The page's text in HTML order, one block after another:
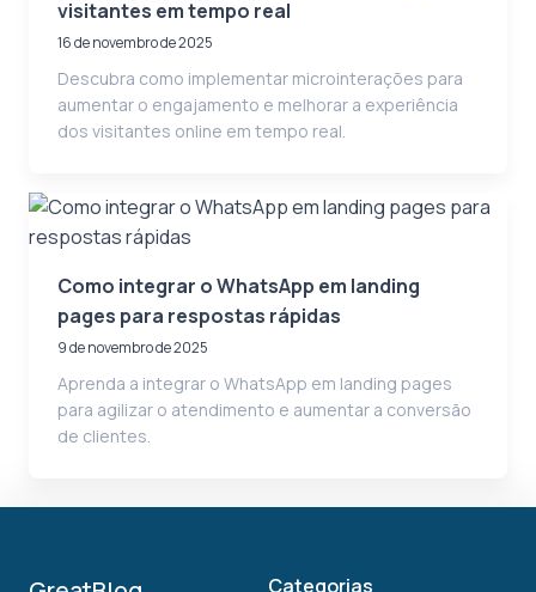
visitantes em tempo real
16 de novembro de 2025
Descubra como implementar microinterações para
aumentar o engajamento e melhorar a experiência
dos visitantes online em tempo real.
Como integrar o WhatsApp em landing
pages para respostas rápidas
9 de novembro de 2025
Aprenda a integrar o WhatsApp em landing pages
para agilizar o atendimento e aumentar a conversão
de clientes.
Categorias